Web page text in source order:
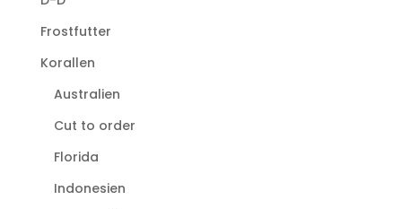
Frostfutter
Korallen
Australien
Cut to order
Florida
Indonesien